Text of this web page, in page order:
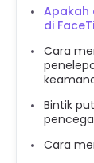
Apakah
di
Cara
Bintik
Cara